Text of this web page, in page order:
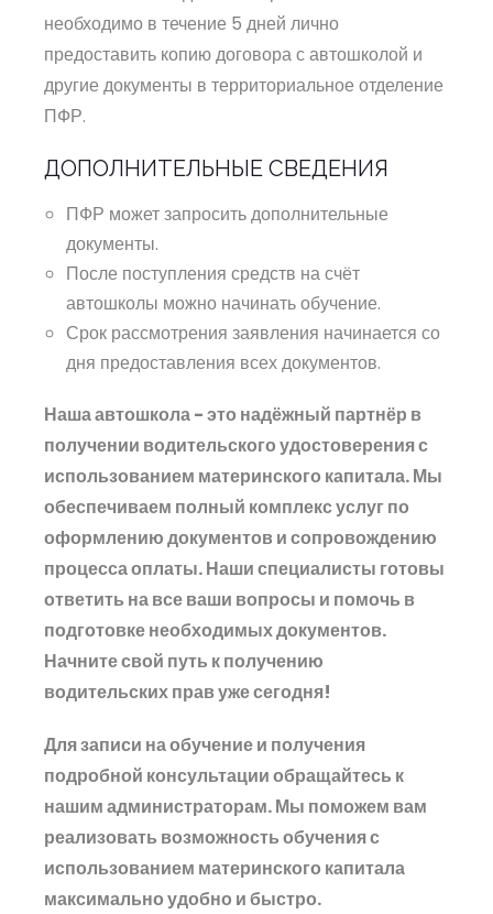
необходимо в течение 5 дней лично
предоставить копию договора с автошколой и
другие документы в территориальное отделение
ПФР.
ДОПОЛНИТЕЛЬНЫЕ СВЕДЕНИЯ
ПФР может запросить дополнительные
документы.
После поступления средств на счёт
автошколы можно начинать обучение.
Срок рассмотрения заявления начинается со
дня предоставления всех документов.
Наша автошкола - это надёжный партнёр в
получении водительского удостоверения с
использованием материнского капитала. Мы
обеспечиваем полный комплекс услуг по
оформлению документов и сопровождению
процесса оплаты. Наши специалисты готовы
ответить на все ваши вопросы и помочь в
подготовке необходимых документов.
Начните свой путь к получению
водительских прав уже сегодня!
Для записи на обучение и получения
подробной консультации обращайтесь к
нашим администраторам. Мы поможем вам
реализовать возможность обучения с
использованием материнского капитала
максимально удобно и быстро.